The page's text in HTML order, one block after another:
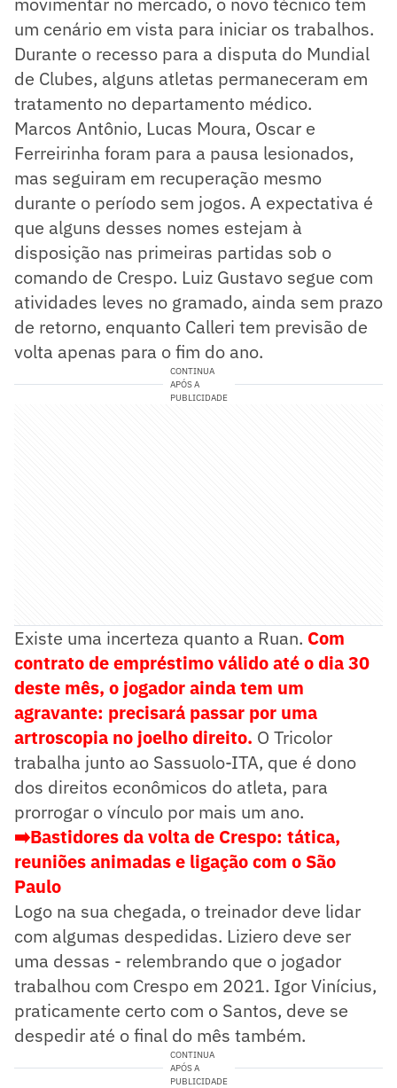
um cenário em vista para iniciar os trabalhos.
Durante o recesso para a disputa do Mundial
de Clubes, alguns atletas permaneceram em
tratamento no departamento médico.
Marcos Antônio, Lucas Moura, Oscar e
Ferreirinha foram para a pausa lesionados,
mas seguiram em recuperação mesmo
durante o período sem jogos. A expectativa é
que alguns desses nomes estejam à
disposição nas primeiras partidas sob o
comando de Crespo. Luiz Gustavo segue com
atividades leves no gramado, ainda sem prazo
de retorno, enquanto Calleri tem previsão de
volta apenas para o fim do ano.
CONTINUA
APÓS A
PUBLICIDADE
Existe uma incerteza quanto a Ruan. Com
contrato de empréstimo válido até o dia 30
deste mês, o jogador ainda tem um
agravante: precisará passar por uma
artroscopia no joelho direito. O Tricolor
trabalha junto ao Sassuolo-ITA, que é dono
dos direitos econômicos do atleta, para
prorrogar o vínculo por mais um ano.
➡️Bastidores da volta de Crespo: tática,
reuniões animadas e ligação com o São
Paulo
Logo na sua chegada, o treinador deve lidar
com algumas despedidas. Liziero deve ser
uma dessas - relembrando que o jogador
trabalhou com Crespo em 2021. Igor Vinícius,
praticamente certo com o Santos, deve se
despedir até o final do mês também.
CONTINUA
APÓS A
PUBLICIDADE